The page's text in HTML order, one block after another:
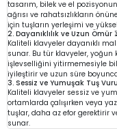
tasarım, bilek ve el
ağrısı ve rahatsızlıkların
için tuşların yerleşimi ve
2. Dayanıklılık ve Uzun Ömür
Kaliteli klavyeler dayanıklı
sunar. Bu tür klavyeler, yoğun
işlevselliğini yitirmemesiyle
iyileştirir ve uzun süre
3. Sessiz ve Yumuşak Tuş
Kaliteli klavyeler sessiz ve
ortamlarda çalışırken veya
tuşlar, daha az efor gerektirir
sunar.